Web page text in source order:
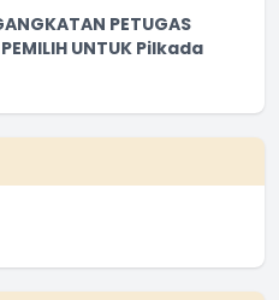
PETUGAS
UNTUK Pilkada